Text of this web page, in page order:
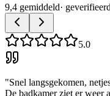
9,4 gemiddeld·
5.0
"Snel langsgekomen,
De badkamer ziet er weer